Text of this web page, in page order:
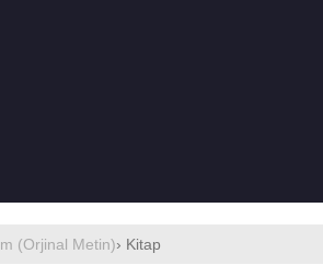
(Orjinal Metin)› Kitap